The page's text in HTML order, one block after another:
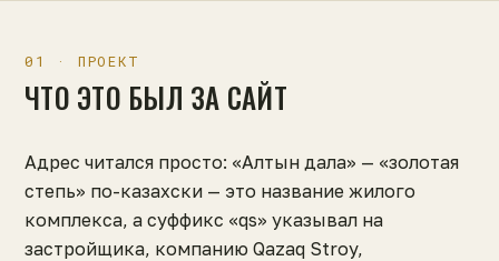
01 · ПРОЕКТ
ЧТО ЭТО БЫЛ ЗА САЙТ
Адрес читался просто: «Алтын дала» — «золотая
степь» по-казахски — это название жилого
комплекса, а суффикс «qs» указывал на
застройщика, компанию Qazaq Stroy,